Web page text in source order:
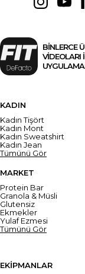
BİNLERCE
VİDEOLARI
KADIN
Kadın Tişört
Kadın Mont
Kadın Sweatshirt
Kadın Jean
Tümünü Gör
MARKET
Protein Bar
Granola & Müsli
Glutensiz
Ekmekler
Yulaf Ezmesi
Tümünü Gör
EKİPMANLAR